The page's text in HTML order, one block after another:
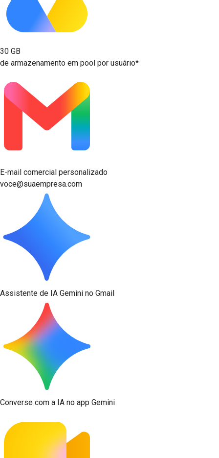
30 GB
de armazenamento em pool por usuário*
E-mail comercial personalizado
voce@suaempresa.com
Assistente de IA Gemini no Gmail
Converse com a IA no app Gemini